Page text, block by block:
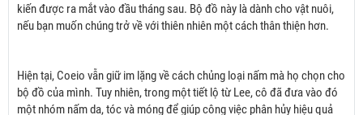
kiến được ra mắt vào đầu tháng sau. Bộ đồ này là dành cho vật nuôi,
nếu bạn muốn chúng trở về với thiên nhiên một cách thân thiện hơn.
Hiện tại, Coeio vẫn giữ im lặng về cách chủng loại nấm mà họ chọn cho
bộ đồ của mình. Tuy nhiên, trong một tiết lộ từ Lee, cô đã đưa vào đó
một nhóm nấm da, tóc và móng để giúp công việc phân hủy hiệu quả